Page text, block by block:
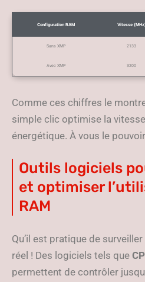
Configuration RAM Vitesse (MHz)
Sans XMP 2133
Avec XMP 3200
Comme ces chiffres le
simple clic optimise la
énergétique. À vous le
Outils logiciels
et optimiser
RAM
Qu’il est pratique de
réel ! Des logiciels tels que
permettent de contrôler